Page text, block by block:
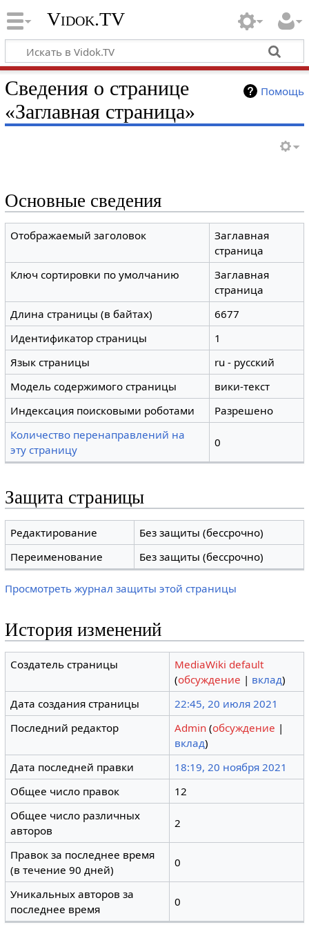
Vidok.TV
Помощь
Сведения о странице
«Заглавная страница»
Основные сведения
Отображаемый заголовок
Заглавная
страница
Ключ сортировки по умолчанию
Заглавная
страница
Длина страницы (в байтах)
6677
Идентификатор страницы
1
Язык страницы
ru - русский
Модель содержимого страницы
вики-текст
Индексация поисковыми роботами
Разрешено
Количество перенаправлений на
эту страницу
0
Защита страницы
Редактирование
Без защиты (бессрочно)
Переименование
Без защиты (бессрочно)
Просмотреть журнал защиты этой страницы
История изменений
Создатель страницы
MediaWiki default
(обсуждение | вклад)
Дата создания страницы
22:45, 20 июля 2021
Последний редактор
Admin (обсуждение |
вклад)
Дата последней правки
18:19, 20 ноября 2021
Общее число правок
12
Общее число различных
авторов
2
Правок за последнее время
(в течение 90 дней)
0
Уникальных авторов за
последнее время
0